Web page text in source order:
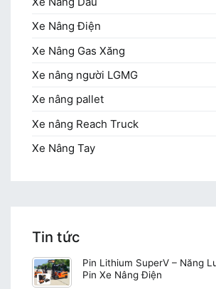
Xe Nâng Điện
Xe Nâng Gas Xăng
Xe nâng người LGMG
Xe nâng pallet
Xe nâng Reach Truck
Xe Nâng Tay
Tin tức
Pin Lithium SuperV – Năng
Pin Xe Nâng Điện